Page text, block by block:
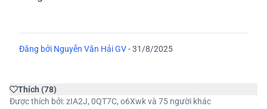
Đăng bởi Nguyễn Văn Hải GV-31/8/2025
Thích (78)
Được thích bởi:zIA2J, 0QT7C, o6Xwkvà 75 người khác